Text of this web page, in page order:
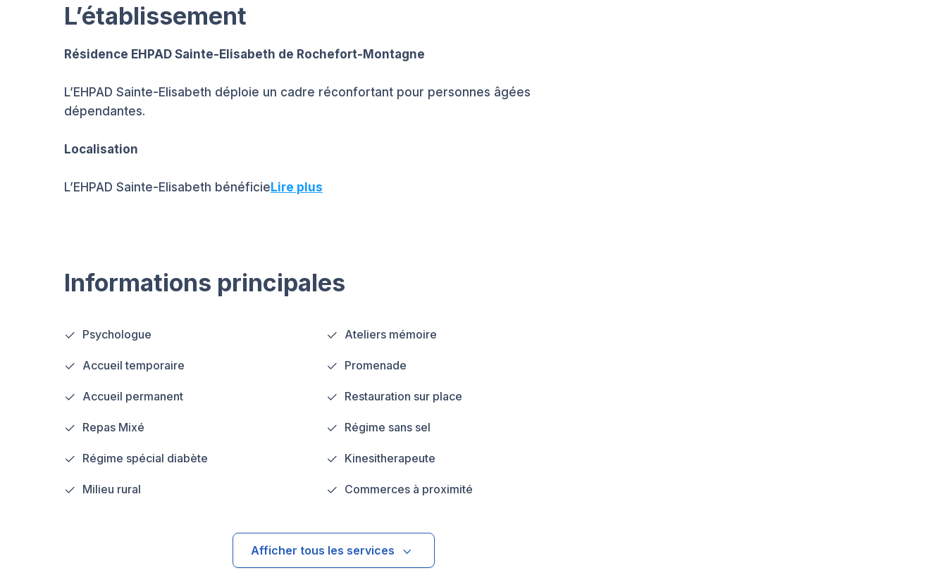
L’établissement
Résidence EHPAD Sainte-Elisabeth de Rochefort-Montagne
L’EHPAD Sainte-Elisabeth déploie un cadre réconfortant pour personnes âgées
dépendantes.
Localisation
L’EHPAD Sainte-Elisabeth bénéficieLire plus
Informations principales
Psychologue Ateliers mémoire
Accueil temporaire Promenade
Accueil permanent Restauration sur place
Repas Mixé Régime sans sel
Régime spécial diabète Kinesitherapeute
Milieu rural Commerces à proximité
Afficher tous les services